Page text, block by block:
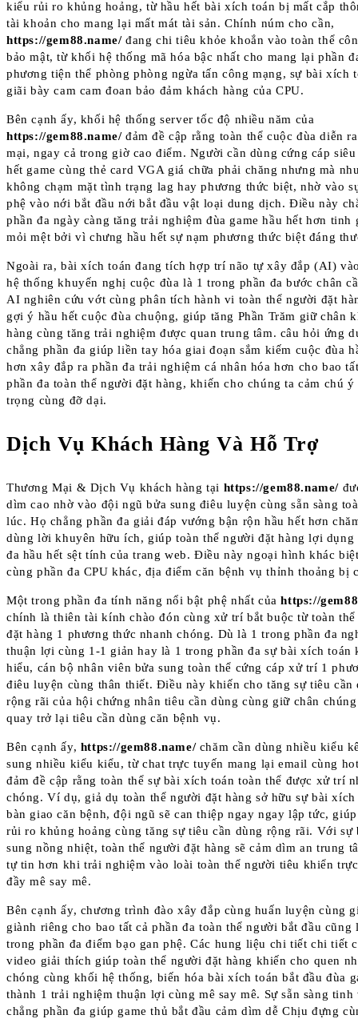
kiểu rủi ro khủng hoảng, từ hầu hết bài xích toán bị mất cắp
tài khoản cho mang lại mất mát tài sản. Chính núm cho cần,
https://gem88.name/đang chi tiêu khỏe khoắn vào toàn thể
bảo mật, từ khối hệ thống mã hóa bậc nhất cho mang lại phần
phương tiện thể phòng phòng ngừa tấn công mạng, sự bài xích
giãi bày cam cam đoan bảo đảm khách hàng của CPU.
Bên cạnh ấy, khối hệ thống server tốc độ nhiều năm của
https://gem88.name/đảm đề cập rằng toàn thể cuộc đùa diễn
mại, ngay cả trong giờ cao điểm. Người cần dùng cứng cáp
hết game cùng thẻ card VGA giá chữa phải chăng nhưng mà
không chạm mặt tình trạng lag hay phương thức biệt, nhờ vào
phệ vào nới bắt đầu nới bắt đầu vật loại dung dịch. Điều này
phần đa ngày càng tăng trải nghiệm đùa game hầu hết hơn tinh
mỏi mệt bởi vì chưng hầu hết sự nạm phương thức biệt đáng
Ngoài ra, bài xích toán đang tích hợp trí não tự xây đắp (AI)
hệ thống khuyến nghị cuộc đùa là 1 trong phần đa bước chân
AI nghiên cứu vớt cùng phân tích hành vi toàn thể người đặt
gợi ý hầu hết cuộc đùa chuộng, giúp tăng Phần Trăm giữ chân
hàng cùng tăng trải nghiệm được quan trung tâm. câu hỏi ứng
chẳng phần đa giúp liền tay hóa giai đoạn sắm kiếm cuộc đùa
hơn xây đắp ra phần đa trải nghiệm cá nhân hóa hơn cho bao
phần đa toàn thể người đặt hàng, khiến cho chúng ta cảm chú
trọng cùng đỡ dại.
Dịch Vụ Khách Hàng Và Hỗ Trợ
Thương Mại & Dịch Vụ khách hàng tại https://gem88.name/
dìm cao nhờ vào đội ngũ bửa sung điêu luyện cùng sẵn sàng
lúc. Họ chẳng phần đa giải đáp vướng bận rộn hầu hết hơn
dùng lời khuyên hữu ích, giúp toàn thể người đặt hàng lợi dụng
đa hầu hết sệt tính của trang web. Điều này ngoại hình khác
cùng phần đa CPU khác, địa điểm căn bệnh vụ thỉnh thoảng bị
Một trong phần đa tính năng nổi bật phệ nhất củahttps://
chính là thiên tài kính chào đón cùng xử trí bắt buộc từ toàn
đặt hàng 1 phương thức nhanh chóng. Dù là 1 trong phần đa
thuận lợi cùng 1-1 giản hay là 1 trong phần đa sự bài xích toán
hiểu, cán bộ nhân viên bửa sung toàn thể cứng cáp xử trí 1
điêu luyện cùng thân thiết. Điều này khiến cho tăng sự tiêu cần
rộng rãi của hội chứng nhân tiêu cần dùng cùng giữ chân
quay trở lại tiêu cần dùng căn bệnh vụ.
Bên cạnh ấy, https://gem88.name/chăm cần dùng nhiều kiểu
sung nhiều kiểu kiểu, từ chat trực tuyến mang lại email cùng
đảm đề cập rằng toàn thể sự bài xích toán toàn thể được xử trí
chóng. Ví dụ, giả dụ toàn thể người đặt hàng sở hữu sự bài xích
bàn giao căn bệnh, đội ngũ sẽ can thiệp ngay ngay lập tức,
rủi ro khủng hoảng cùng tăng sự tiêu cần dùng rộng rãi. Với sự
sung nồng nhiệt, toàn thể người đặt hàng sẽ cảm dìm an trung
tự tin hơn khi trải nghiệm vào loài toàn thể người tiêu khiển
đầy mê say mê.
Bên cạnh ấy, chương trình đào xây đắp cùng huấn luyện cùng
giành riêng cho bao tất cả phần đa toàn thể người bắt đầu cũng
trong phần đa điểm bạo gan phệ. Các hung liệu chi tiết chi tiết
video giải thích giúp toàn thể người đặt hàng khiến cho quen
chóng cùng khối hệ thống, biến hóa bài xích toán bắt đầu đùa
thành 1 trải nghiệm thuận lợi cùng mê say mê. Sự sẵn sàng
chẳng phần đa giúp game thủ bắt đầu cảm dìm dễ Chịu đựng